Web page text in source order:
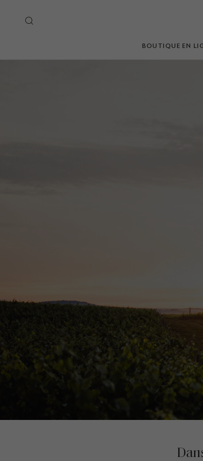
BOUTIQUE EN